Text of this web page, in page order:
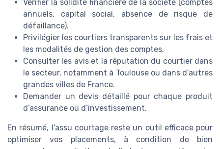
Vérifier la solidité financière de la société (comptes
annuels, capital social, absence de risque de
défaillance).
Privilégier les courtiers transparents sur les frais et
les modalités de gestion des comptes.
Consulter les avis et la réputation du courtier dans
le secteur, notamment à Toulouse ou dans d’autres
grandes villes de France.
Demander un devis détaillé pour chaque produit
d’assurance ou d’investissement.
En résumé, l’assu courtage reste un outil efficace pour
optimiser vos placements, à condition de bien